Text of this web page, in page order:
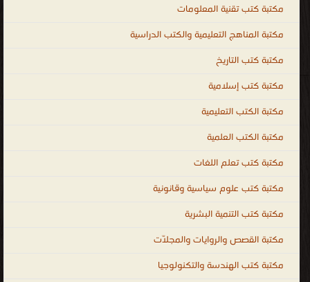
مكتبة كتب تقنية المعلومات
مكتبة المناهج التعليمية والكتب الدراسية
مكتبة كتب التاريخ
مكتبة كتب إسلامية
مكتبة الكتب التعليمية
مكتبة الكتب العلمية
مكتبة كتب تعلم اللغات
مكتبة كتب علوم سياسية وقانونية
مكتبة كتب التنمية البشرية
مكتبة القصص والروايات والمجلّات
مكتبة كتب الهندسة والتكنولوجيا